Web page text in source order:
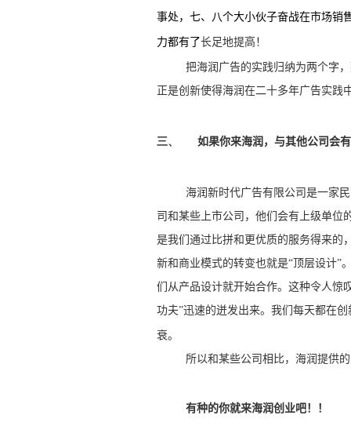
事处，七、八个大小伙子奋战在市场销
力都有了长足地提高！
把海润广告的实践归纳为两个字
正是创新使得海润在二十多年广告实践
三、 如果你来海润，与其他公司会
海润新时代广告有限公司是一家
司和某些上市公司，他们会有上级单位
是我们通过比拼和更优质的服务得来的
新和商业模式的转变也就是“顶层设计”
们从产品设计就开始合作。这种令人惊
功夫”迅速的迸发出来。我们每天都在
衰。
所以和某些公司相比，海润提供
有种的你就来海润创业吧！！